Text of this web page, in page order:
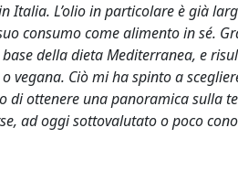
Italia. L’olio in particolare è già
consumo come alimento in sé.
della dieta Mediterranea, e
vegana. Ciò mi ha spinto a
di ottenere una panoramica sulla
ad oggi sottovalutato o poco